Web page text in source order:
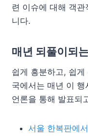
련 이슈에 대해 객
니다.
매년 되풀이되
쉽게 흥분하고, 쉽
국에서는 매년 이
언론을 통해 발표되
서울 한복판에